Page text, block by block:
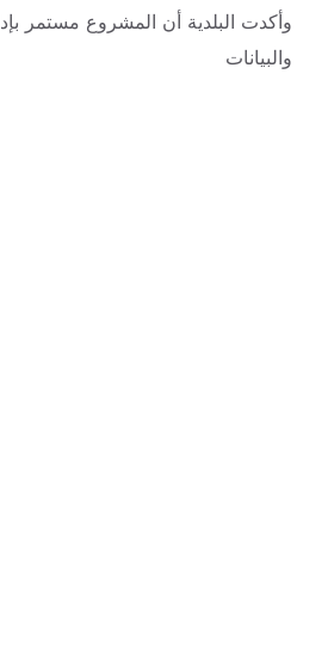
وأكدت البلدية أن المشروع مستمر
والبيانات